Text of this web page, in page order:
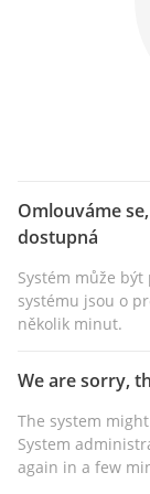
Omlouváme
dostupná
Systém může
systému jsou o
několik minut.
We are sorry,
The system
System
again in a few